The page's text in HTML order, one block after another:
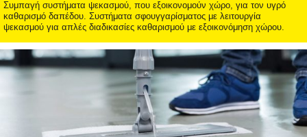
ΑΞΕΣΟΥΑΡ
ΚΑΘΑΡΙΣΤΙΚΑ
ΥΠΗΡΕΣΙΕΣ-ΝΕΑ-ΛΥΣΕΙΣ
Συμπαγή συστήματα ψεκασμού, που εξοικονομούν χώρο, για τον υγρό
καθαρισμό δαπέδου. Συστήματα σφουγγαρίσματος με λειτουργία
ψεκασμού για απλές διαδικασίες καθαρισμού με εξοικονόμηση χώρου.